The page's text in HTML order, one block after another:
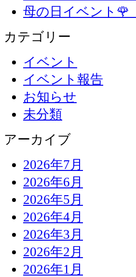
母の日イベント🌹
カテゴリー
イベント
イベント報告
お知らせ
未分類
アーカイブ
2026年7月
2026年6月
2026年5月
2026年4月
2026年3月
2026年2月
2026年1月